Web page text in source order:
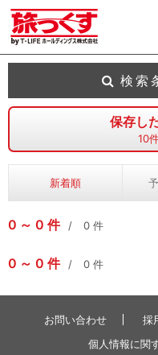
保存し
10
新着順
0 0 件 0 件
0 0 件 0 件
検索
お問い合わせ 採
個人情報に関